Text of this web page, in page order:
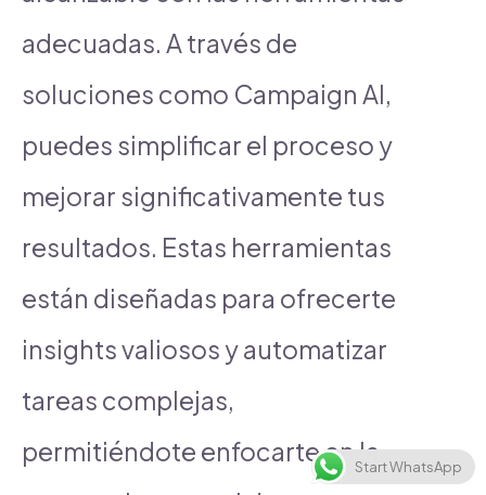
adecuadas. A través de
soluciones como Campaign AI,
puedes simplificar el proceso y
mejorar significativamente tus
resultados. Estas herramientas
están diseñadas para ofrecerte
insights valiosos y automatizar
tareas complejas,
permitiéndote enfocarte en la
Start WhatsApp